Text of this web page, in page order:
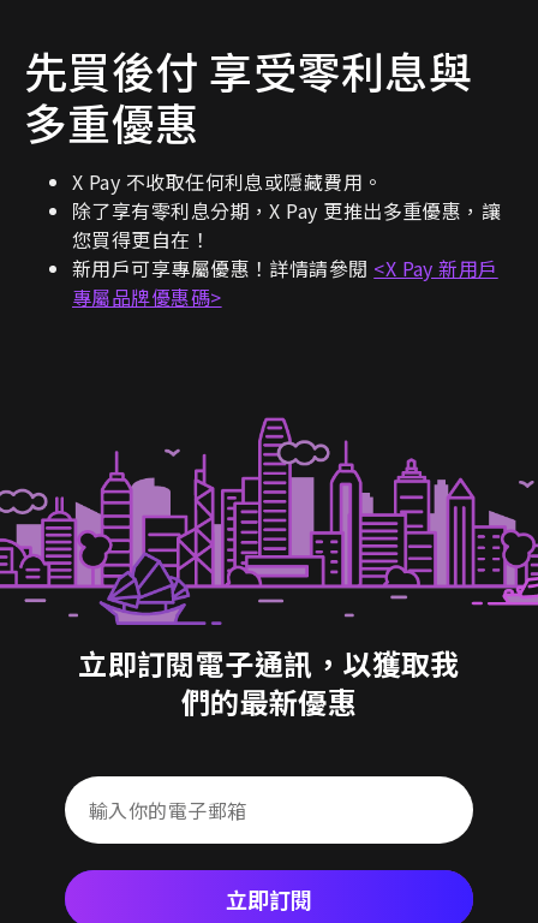
先買後付 享受零利息與
多重優惠
X Pay 不收取任何利息或隱藏費用。
除了享有零利息分期，X Pay 更推出多重優惠，讓
您買得更自在！
新用戶可享專屬優惠！詳情請參閱 <X Pay 新用戶
專屬品牌優惠碼>
立即訂閱電子通訊，以獲取我
們的最新優惠
立即訂閱